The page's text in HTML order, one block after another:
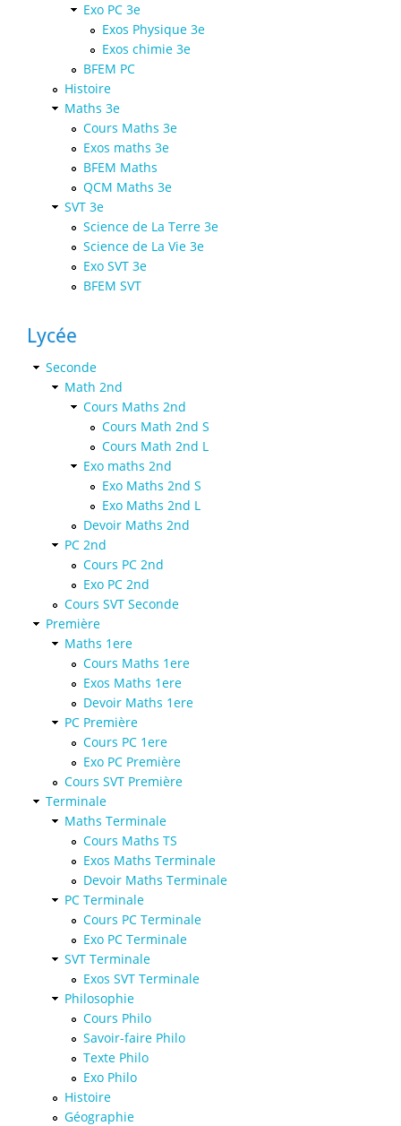
Exo PC 3e
Exos Physique 3e
Exos chimie 3e
BFEM PC
Histoire
Maths 3e
Cours Maths 3e
Exos maths 3e
BFEM Maths
QCM Maths 3e
SVT 3e
Science de La Terre 3e
Science de La Vie 3e
Exo SVT 3e
BFEM SVT
Lycée
Seconde
Math 2nd
Cours Maths 2nd
Cours Math 2nd S
Cours Math 2nd L
Exo maths 2nd
Exo Maths 2nd S
Exo Maths 2nd L
Devoir Maths 2nd
PC 2nd
Cours PC 2nd
Exo PC 2nd
Cours SVT Seconde
Première
Maths 1ere
Cours Maths 1ere
Exos Maths 1ere
Devoir Maths 1ere
PC Première
Cours PC 1ere
Exo PC Première
Cours SVT Première
Terminale
Maths Terminale
Cours Maths TS
Exos Maths Terminale
Devoir Maths Terminale
PC Terminale
Cours PC Terminale
Exo PC Terminale
SVT Terminale
Exos SVT Terminale
Philosophie
Cours Philo
Savoir-faire Philo
Texte Philo
Exo Philo
Histoire
Géographie